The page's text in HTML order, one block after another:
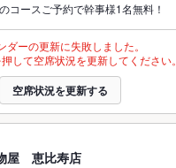
コースご予約で幹事様1名無料！
ダーの更新に失敗しました。
して空席状況を更新してください。
空席状況を更新する
屋 恵比寿店